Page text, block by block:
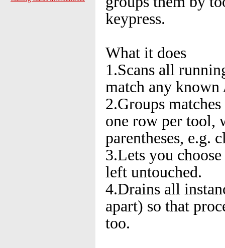
keypress.
What it does
1.Scans all
match any
2.Groups
one row per tool,
parentheses, e.g.
3.Lets you
left untouched.
4.Drains all
apart) so that
too.